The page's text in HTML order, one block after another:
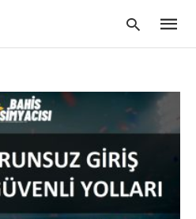
your
hit
enter: